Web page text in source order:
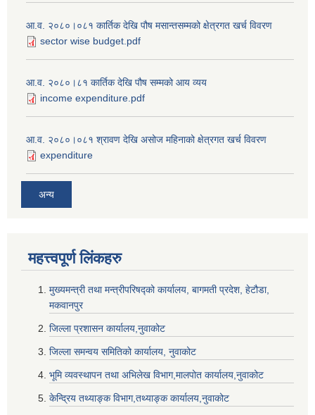
आ.व. २०८०।०८१ कार्तिक देखि पौष मसान्तसम्मको क्षेत्रगत खर्च विवरण
sector wise budget.pdf
आ.व. २०८०।८१ कार्तिक देखि पौष सम्मको आय व्यय
income expenditure.pdf
आ.व. २०८०।०८१ श्रावण देखि असोज महिनाको क्षेत्रगत खर्च विवरण
expenditure
अन्य
महत्त्वपूर्ण लि‌ंकहरु
मुख्यमन्त्री तथा मन्त्रीपरिषद्को कार्यालय, बागमती प्रदेश, हेटौडा,
मकवानपुर
जिल्ला प्रशासन कार्यालय,नुवाकोट
जिल्ला समन्वय समितिको कार्यालय, नुवाकोट
भूमि व्यवस्थापन तथा अभिलेख विभाग,मालपोत कार्यालय,नुवाकोट
केन्द्रिय तथ्याङ्क विभाग,तथ्याङ्क कार्यालय,नुवाकोट